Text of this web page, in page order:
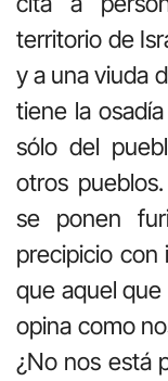
territorio de
y a una viuda
tiene la
sólo del
otros
se ponen
precipicio con
que aquel
opina como
¿No nos está